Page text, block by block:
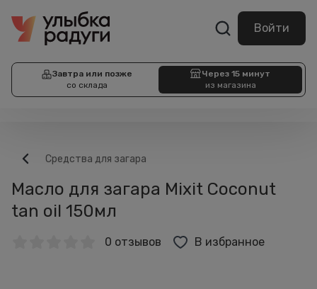
Войти
Завтра или позже
со склада
Через 15 минут
из магазина
Средства для загара
Масло для загара Mixit Coconut
tan oil 150мл
0 отзывов В избранное